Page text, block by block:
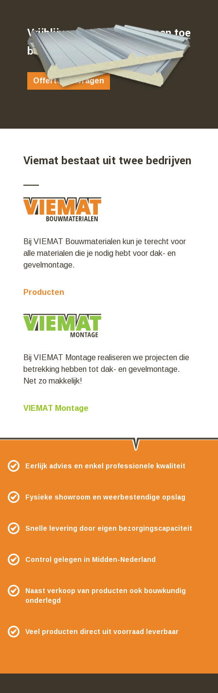
Vrijblijvend weten waar u aan toe
bent…
Offerte aanvragen
Viemat bestaat uit twee bedrijven
Bij VIEMAT Bouwmaterialen kun je terecht voor
alle materialen die je nodig hebt voor dak- en
gevelmontage.
Producten
Bij VIEMAT Montage realiseren we projecten die
betrekking hebben tot dak- en gevelmontage.
Net zo makkelijk!
VIEMAT Montage
Eerlijk advies en enkel professionele kwaliteit
Fysieke showroom en weerbestendige opslag
Snelle levering door eigen bezorgingscapaciteit
Control gelegen in Midden-Nederland
Naast verkoop van producten ook bouwkundig
onderlegd
Veel producten direct uit voorraad leverbaar